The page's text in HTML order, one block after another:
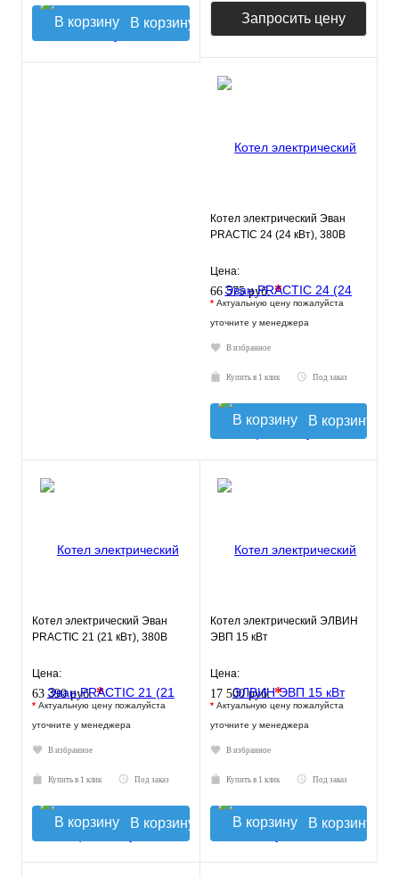
В корзину Запросить цену
Котел электрический Эван
PRACTIC 24 (24 кВт), 380В
Цена:
66 575 руб.*
* Актуальную цену пожалуйста
уточните у менеджера
В избранное
Купить в 1 клик Под заказ
В корзину
Котел электрический Эван
PRACTIC 21 (21 кВт), 380В
Цена:
63 390 руб.*
* Актуальную цену пожалуйста
уточните у менеджера
В избранное
Купить в 1 клик Под заказ
В корзину
Котел электрический ЭЛВИН
ЭВП 15 кВт
Цена:
17 500 руб.*
* Актуальную цену пожалуйста
уточните у менеджера
В избранное
Купить в 1 клик Под заказ
В корзину